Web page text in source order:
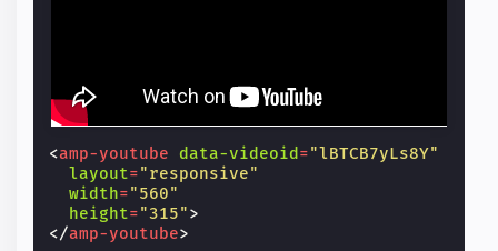
<amp-youtube data-videoid ="lBTCB7yLs8Y"
layout="responsive"
width="560"
height="315">
</amp-youtube>